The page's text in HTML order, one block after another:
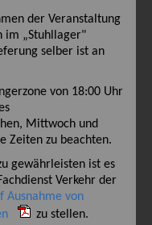
der Veranstaltung
im „Stuhllager"
selber ist an
von 18:00 Uhr
Mittwoch und
Zeiten zu beachten.
gewährleisten ist es
Verkehr der
Ausnahme von
zu stellen.